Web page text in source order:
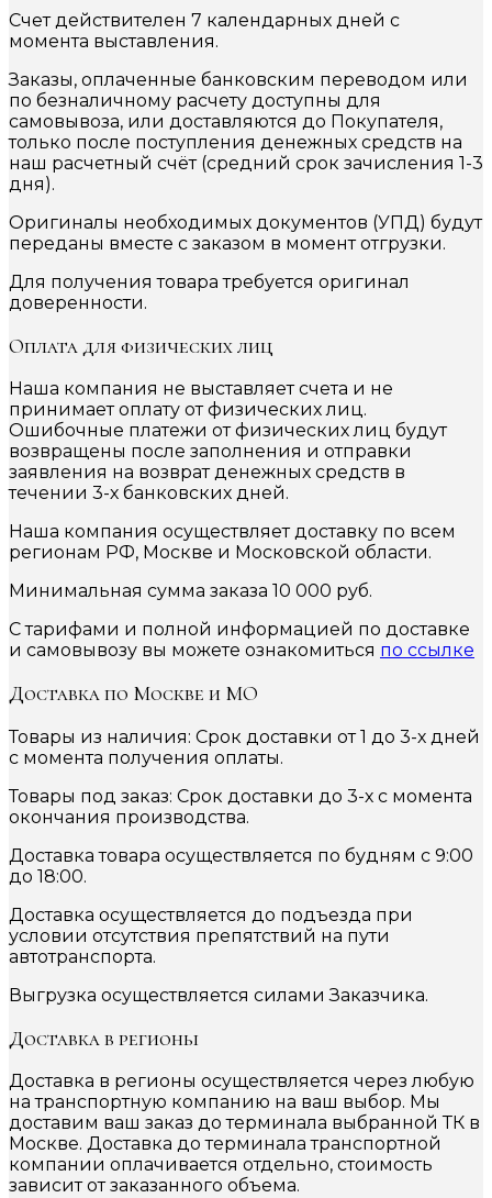
Счет действителен 7 календарных дней с
момента выставления.
Заказы, оплаченные банковским переводом или
по безналичному расчету доступны для
самовывоза, или доставляются до Покупателя,
только после поступления денежных средств на
наш расчетный счёт (средний срок зачисления 1-3
дня).
Оригиналы необходимых документов (УПД) будут
переданы вместе с заказом в момент отгрузки.
Для получения товара требуется оригинал
доверенности.
Оплата для физических лиц
Наша компания не выставляет счета и не
принимает оплату от физических лиц.
Ошибочные платежи от физических лиц будут
возвращены после заполнения и отправки
заявления на возврат денежных средств в
течении 3-х банковских дней.
Наша компания осуществляет доставку по всем
регионам РФ, Москве и Московской области.
Минимальная сумма заказа 10 000 руб.
С тарифами и полной информацией по доставке
и самовывозу вы можете ознакомиться по ссылке
Доставка по Москве и МО
Товары из наличия: Срок доставки от 1 до 3-х дней
с момента получения оплаты.
Товары под заказ: Срок доставки до 3-х с момента
окончания производства.
Доставка товара осуществляется по будням с 9:00
до 18:00.
Доставка осуществляется до подъезда при
условии отсутствия препятствий на пути
автотранспорта.
Выгрузка осуществляется силами Заказчика.
Доставка в регионы
Доставка в регионы осуществляется через любую
на транспортную компанию на ваш выбор. Мы
доставим ваш заказ до терминала выбранной ТК в
Москве. Доставка до терминала транспортной
компании оплачивается отдельно, стоимость
зависит от заказанного объема.